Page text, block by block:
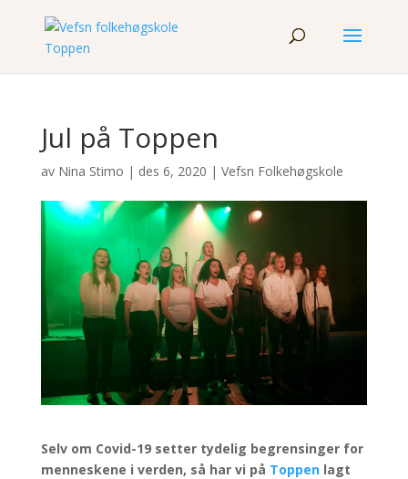
Jul på Toppen
av Nina Stimo | des 6, 2020 | Vefsn Folkehøgskole
Selv om Covid-19 setter tydelig begrensinger for
menneskene i verden, så har vi på Toppenlagt